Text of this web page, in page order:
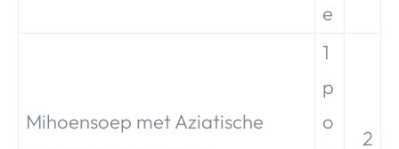
e
Mihoensoep met Aziatische
1
p
o
2